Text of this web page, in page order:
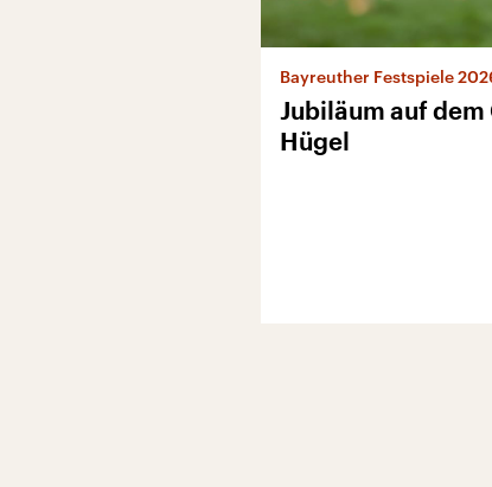
Bayreuther Festspiele
Jubiläum auf dem
Hügel